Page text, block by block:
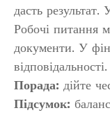
дасть результат.
Робочі питання
документи. У
відповідальності.
Порада: дійте
Підсумок: